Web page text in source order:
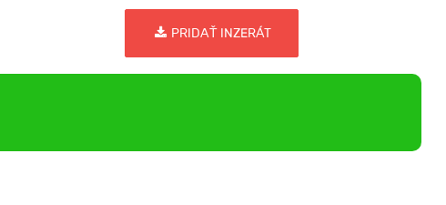
PRIDAŤ INZERÁT